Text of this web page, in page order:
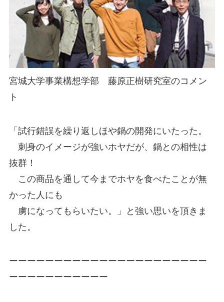
宮城大学事業構想学部 藤原正樹研究室のコメン
ト
「試行錯誤を繰り返しほや鍋の開発にいたった。
刺身のイメージが強いホヤだが、鍋との相性は
抜群！
この商品を通して今までホヤを食べたことが無
かった人にも
虜になってもらいたい。」と強い思いを頂きま
した。
ーーーーーーーーーーーーーーーーーーーーーー
ーーーーーーーーーーー